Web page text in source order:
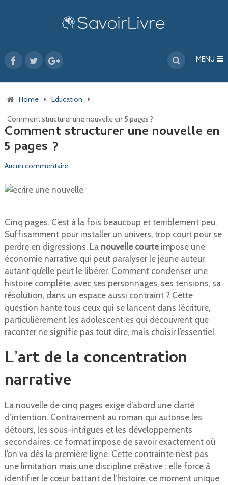
MENU
Home Education
Comment structurer une nouvelle en 5 pages ?
Comment structurer une nouvelle en
5 pages ?
Aucun commentaire
Cinq pages. C’est à la fois beaucoup et terriblement peu.
Suffisamment pour installer un univers, trop court pour se
perdre en digressions. La nouvelle courteimpose une
économie narrative qui peut paralyser le jeune auteur
autant qu’elle peut le libérer. Comment condenser une
histoire complète, avec ses personnages, ses tensions, sa
résolution, dans un espace aussi contraint ? Cette
question hante tous ceux qui se lancent dans l’écriture,
particulièrement les adolescent·es qui découvrent que
raconter ne signifie pas tout dire, mais choisir l’essentiel.
L’art de la concentration
narrative
La nouvelle de cinq pages exige d’abord une clarté
d’intention. Contrairement au roman qui autorise les
détours, les sous-intrigues et les développements
secondaires, ce format impose de savoir exactement où
l’on va dès la première ligne. Cette contrainte n’est pas
une limitation mais une discipline créative : elle force à
identifier le cœur battant de l’histoire, ce moment unique